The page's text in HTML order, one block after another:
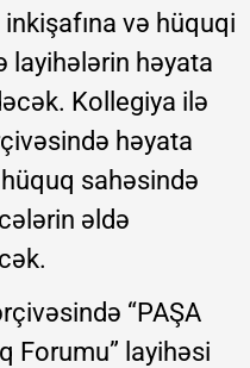
və hüquqi
layihələrin həyata
Kollegiya ilə
həyata
sahəsində
əldə
“PAŞA
Forumu” layihəsi